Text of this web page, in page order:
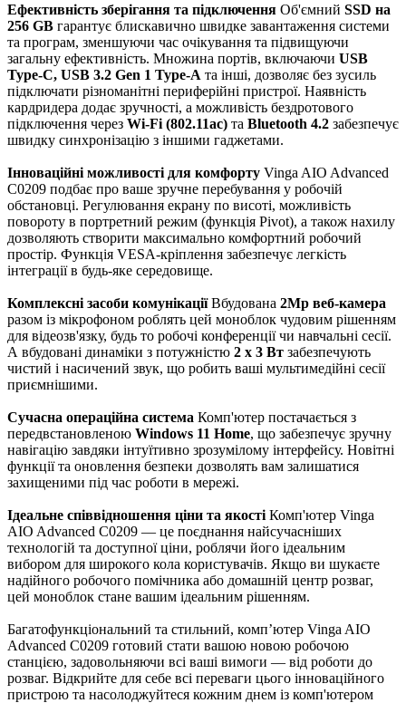
Ефективність зберігання та підключення Об'ємний SSD на
256 GB гарантує блискавично швидке завантаження системи
та програм, зменшуючи час очікування та підвищуючи
загальну ефективність. Множина портів, включаючи USB
Type-C, USB 3.2 Gen 1 Type-A та інші, дозволяє без зусиль
підключати різноманітні периферійні пристрої. Наявність
кардридера додає зручності, а можливість бездротового
підключення через Wi-Fi (802.11ac) та Bluetooth 4.2 забезпечує
швидку синхронізацію з іншими гаджетами.
Інноваційні можливості для комфорту Vinga AIO Advanced
C0209 подбає про ваше зручне перебування у робочій
обстановці. Регулювання екрану по висоті, можливість
повороту в портретний режим (функція Pivot), а також нахилу
дозволяють створити максимально комфортний робочий
простір. Функція VESA-кріплення забезпечує легкість
інтеграції в будь-яке середовище.
Комплексні засоби комунікаціїВбудована 2Mp веб-камера
разом із мікрофоном роблять цей моноблок чудовим рішенням
для відеозв'язку, будь то робочі конференції чи навчальні сесії.
А вбудовані динаміки з потужністю 2 x 3 Вт забезпечують
чистий і насичений звук, що робить ваші мультимедійні сесії
приємнішими.
Сучасна операційна система Комп'ютер постачається з
передвстановленою Windows 11 Home, що забезпечує зручну
навігацію завдяки інтуїтивно зрозумілому інтерфейсу. Новітні
функції та оновлення безпеки дозволять вам залишатися
захищеними під час роботи в мережі.
Ідеальне співвідношення ціни та якості Комп'ютер Vinga
AIO Advanced C0209 — це поєднання найсучасніших
технологій та доступної ціни, роблячи його ідеальним
вибором для широкого кола користувачів. Якщо ви шукаєте
надійного робочого помічника або домашній центр розваг,
цей моноблок стане вашим ідеальним рішенням.
Багатофункціональний та стильний, комп’ютер Vinga AIO
Advanced C0209 готовий стати вашою новою робочою
станцією, задовольняючи всі ваші вимоги — від роботи до
розваг. Відкрийте для себе всі переваги цього інноваційного
пристрою та насолоджуйтеся кожним днем із комп'ютером